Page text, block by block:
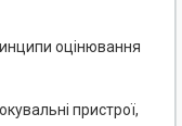
оцінювання
пристрої,